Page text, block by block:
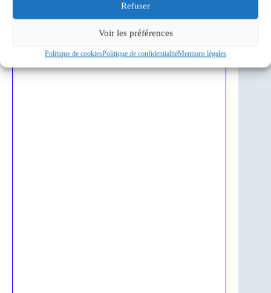
Refuser
Voir les préférences
Politique de cookiesPolitique de confidentialitéMentions légales